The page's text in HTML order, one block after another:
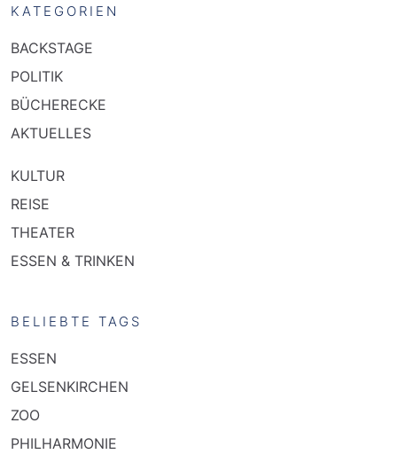
KATEGORIEN
BACKSTAGE
POLITIK
BÜCHERECKE
AKTUELLES
KULTUR
REISE
THEATER
ESSEN & TRINKEN
BELIEBTE TAGS
ESSEN
GELSENKIRCHEN
ZOO
PHILHARMONIE